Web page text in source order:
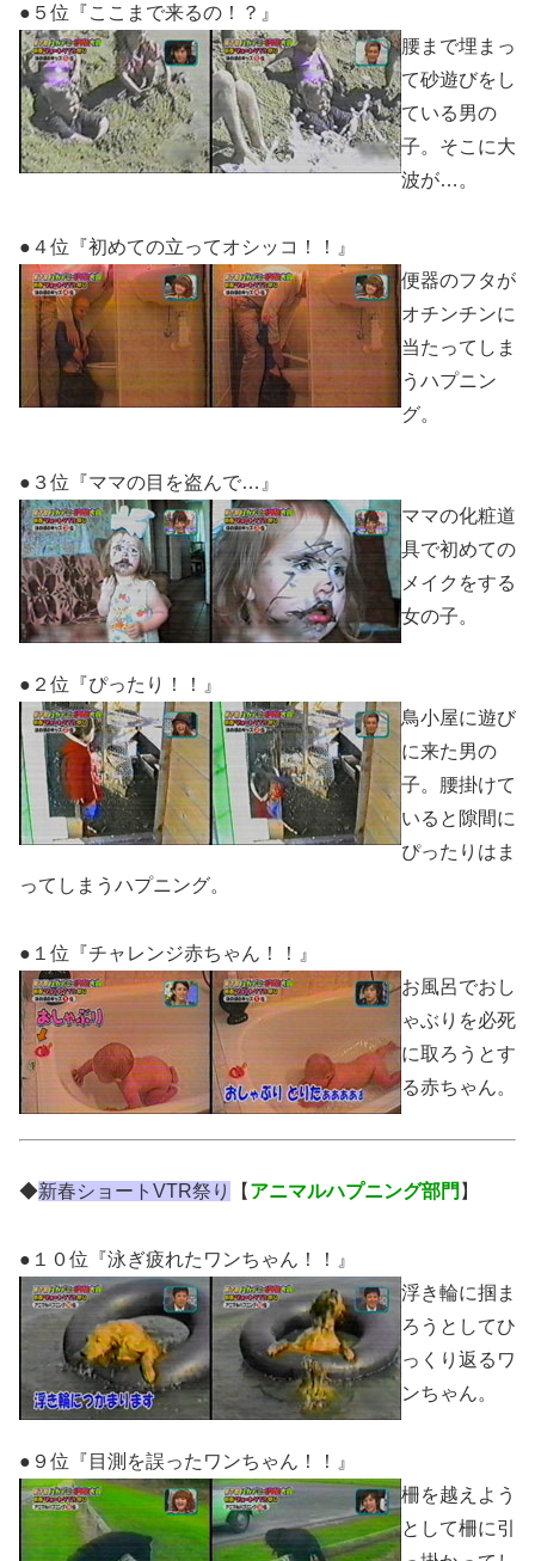
●５位『ここまで来るの！？』
腰まで埋まっ
て砂遊びをし
ている男の
子。そこに大
波が…。
●４位『初めての立ってオシッコ！！』
便器のフタが
オチンチンに
当たってしま
うハプニン
グ。
●３位『ママの目を盗んで…』
ママの化粧道
具で初めての
メイクをする
女の子。
●２位『ぴったり！！』
鳥小屋に遊び
に来た男の
子。腰掛けて
いると隙間に
ぴったりはま
ってしまうハプニング。
●１位『チャレンジ赤ちゃん！！』
お風呂でおし
ゃぶりを必死
に取ろうとす
る赤ちゃん。
◆新春ショートVTR祭り 【 アニマルハプニング部門 】
●１０位『泳ぎ疲れたワンちゃん！！』
浮き輪に掴ま
ろうとしてひ
っくり返るワ
ンちゃん。
●９位『目測を誤ったワンちゃん！！』
柵を越えよう
として柵に引